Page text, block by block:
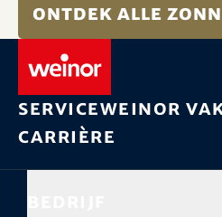
Ontdek alle
Serviceweinor
Carrière